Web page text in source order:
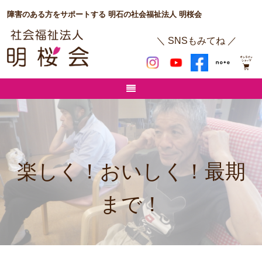
障害のある方をサポートする 明石の社会福祉法人 明桜会
＼ SNSもみてね ／
楽しく！おいしく！最期
まで！